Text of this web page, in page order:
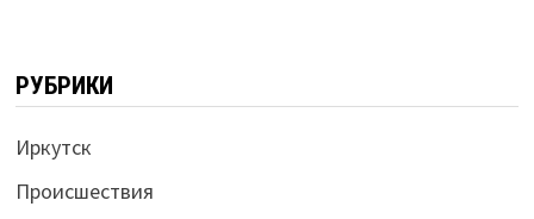
РУБРИКИ
Иркутск
Происшествия